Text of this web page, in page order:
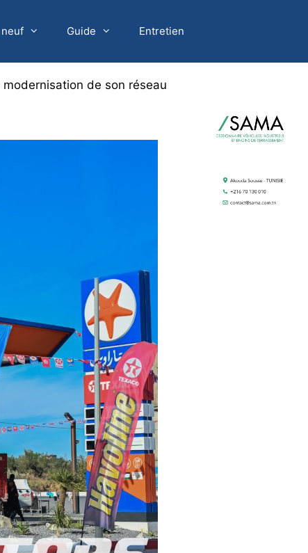
Guide Entretien
de son réseau